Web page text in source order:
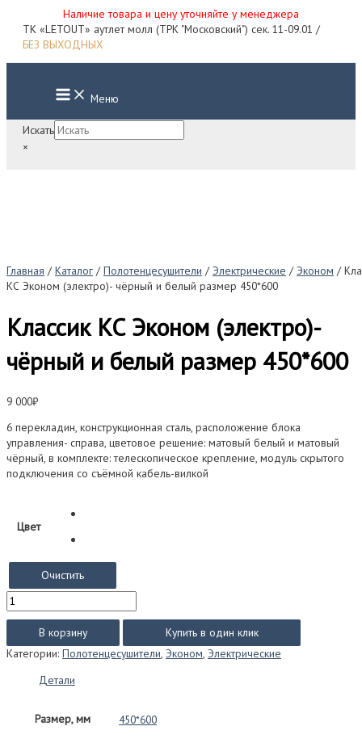
Наличие товара и цену уточняйте у менеджера
Перейти
ТК «LETOUT» аутлет молл (ТРК "Московский") сек. 11-09.01 /
БЕЗ ВЫХОДНЫХ
Main
Menu Меню
Искать
×
Главная / Каталог / Полотенцесушители / Электрические / Эконом /
КС Эконом (электро)- чёрный и белый размер 450*600
Классик КС Эконом (электро)-
чёрный и белый размер 450*600
9 000₽
6 перекладин, конструкционная сталь, расположение блока
управления- справа, цветовое решение: матовый белый и матовый
чёрный, в комплекте: телескопическое крепление, модуль скрытого
подключения со съёмной кабель-вилкой
Цвет
Очистить
Количество
товара
Классик
КС
Эконом
(электро)-
чёрный
белый
В корзину
Купить в один клик
Категории: Полотенцесушители, Эконом, Электрические
Детали
Размер, мм 450*600